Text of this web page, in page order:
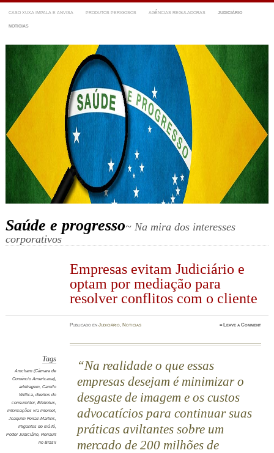
CASO XUXA IMPALA E ANVISA PRODUTOS PERIGOSOS AGÊNCIAS REGULADORAS JUDICIÁRIO
NOTICIAS
Saúde e progresso~ Na mira dos interesses
corporativos
Empresas evitam Judiciário e
optam por mediação para
resolver conflitos com o cliente
Publicado enJudiciário, Noticias ≈ Leave a Comment
Tags
Amcham (Câmara de
Comércio Americana),
arbitragem, Camilo
Wittica, direitos do
consumidor, Eletrolux,
informações via internet,
Joaquim Ferraz-Martins,
litigantes de má-fé,
Poder Judiciário, Renault
no Brasil
Na realidade o que essas
empresas desejam é minimizar o
desgaste de imagem e os custos
advocatícios para continuar suas
práticas aviltantes sobre um
mercado de 200 milhões de